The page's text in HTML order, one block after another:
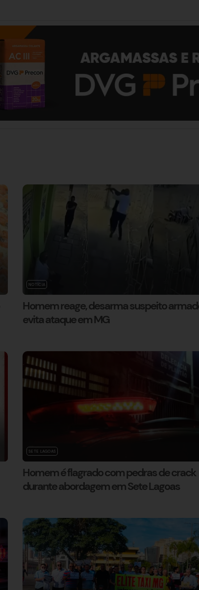
NOTÍCIA
Homem reage, desarma suspeito
evita ataque em MG
SETE LAGOAS
Homem é flagrado com pedras de crack
durante abordagem em Sete Lagoas